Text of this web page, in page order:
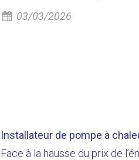
03/03/2026
Installateur de pompe à
Face à la hausse du prix de